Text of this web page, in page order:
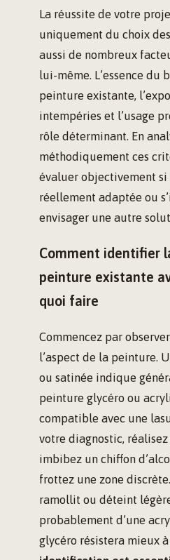
La réussite de votre
uniquement du choix
aussi de nombreux
lui-même. L’essence du
peinture existante,
intempéries et l’usage
rôle déterminant. En
méthodiquement ces
évaluer objectivement si
réellement adaptée ou
envisager une autre
Comment identifier
peinture existante
quoi faire
Commencez par
l’aspect de la peinture.
ou satinée indique
peinture glycéro ou
compatible avec une
votre diagnostic,
imbibez un chiffon
frottez une zone
ramollit ou déteint
probablement d’une
glycéro résistera mieux